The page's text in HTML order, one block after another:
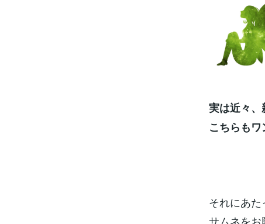
実は近々、
こちらも
それにあた
サムネをお